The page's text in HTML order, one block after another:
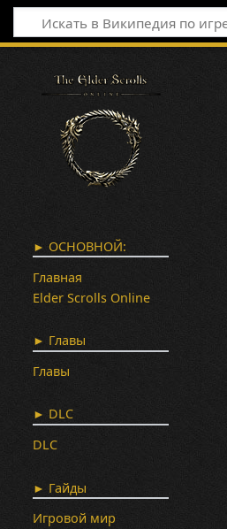
► ОСНОВНОЙ:
Главная
Elder Scrolls Online
► Главы
Главы
► DLC
DLC
► Гайды
Игровой мир